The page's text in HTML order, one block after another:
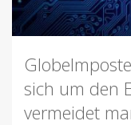
sich um den
vermeidet